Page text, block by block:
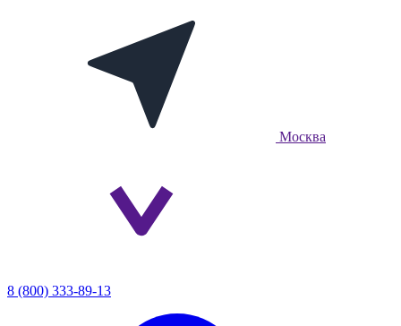
Москва
8 (800) 333-89-13